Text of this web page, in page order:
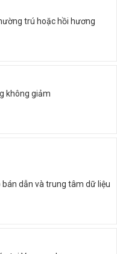
trú hoặc hồi hương
không giảm
bán dẫn và trung tâm dữ liệu